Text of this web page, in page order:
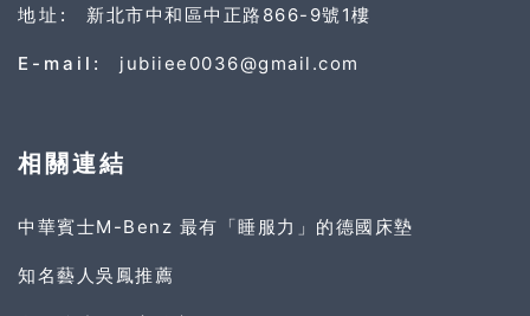
地址: 新北市中和區中正路866-9號1樓
E-mail: jubiiee0036@gmail.com
相關連結
中華賓士M-Benz 最有「睡服力」的德國床墊
知名藝人吳鳳推薦